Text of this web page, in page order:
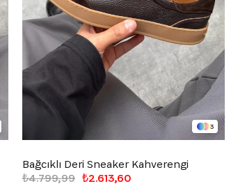
3
Bağcıklı Deri Sneaker Kahverengi
₺2.613,60
₺4.799,99